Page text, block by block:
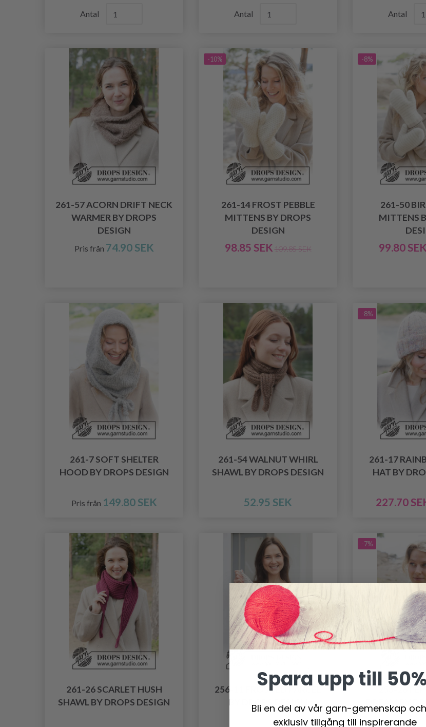
Antal Antal Antal
261-57 ACORN DRIFT NECK
WARMER BY DROPS
DESIGN
Pris från 74.90 SEK
-10%
261-14 FROST PEBBLE
MITTENS BY DROPS
DESIGN
98.85 SEK 109.85 SEK
-8%
261-50
MITTENS
99.80 SEK
261-7 SOFT SHELTER
HOOD BY DROPS DESIGN
Pris från 149.80 SEK
261-54 WALNUT WHIRL
SHAWL BY DROPS DESIGN
52.95 SEK
-8%
261-17
HAT BY
227.70
261-26 SCARLET HUSH
SHAWL BY DROPS DESIGN
256-11 FROSTED PARCEL
BY DROPS DESIGN
-7%
253-26
DREAM BY
Spara upp till
Bli en del av vår garn-gemenskap
exklusiv tillgång till inspirerande